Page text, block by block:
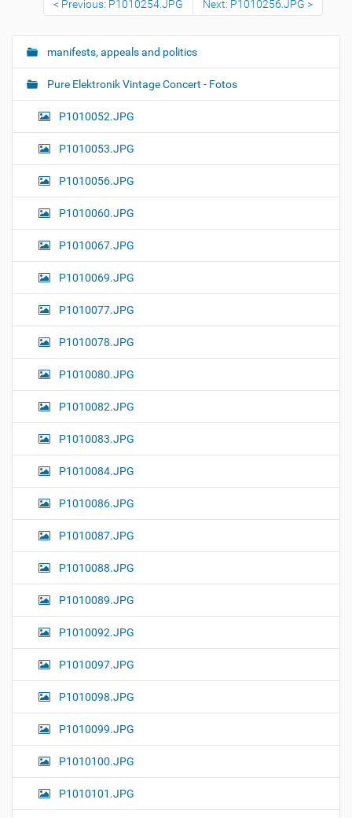
w
l
z
g
…
Previous: P1010254.JPG Next: P1010256.JPG
N
v
g
i
n
manifests, appeals and politics
Pure Elektronik Vintage Concert - Fotos
P1010052.JPG
P1010053.JPG
P1010056.JPG
P1010060.JPG
P1010067.JPG
P1010069.JPG
P1010077.JPG
P1010078.JPG
P1010080.JPG
P1010082.JPG
P1010083.JPG
P1010084.JPG
P1010086.JPG
P1010087.JPG
P1010088.JPG
P1010089.JPG
P1010092.JPG
P1010097.JPG
P1010098.JPG
P1010099.JPG
P1010100.JPG
P1010101.JPG